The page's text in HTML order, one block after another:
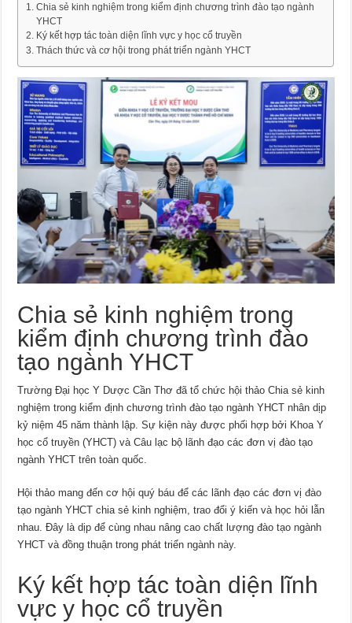
Chia sẻ kinh nghiệm trong kiểm định chương trình đào tạo ngành
YHCT
Ký kết hợp tác toàn diện lĩnh vực y học cổ truyền
Thách thức và cơ hội trong phát triển ngành YHCT
Chia sẻ kinh nghiệm trong
kiểm định chương trình đào
tạo ngành YHCT
Trường Đại học Y Dược Cần Thơ đã tổ chức hội thảo Chia sẻ kinh
nghiệm trong kiểm định chương trình đào tạo ngành YHCT nhân dịp
kỷ niệm 45 năm thành lập. Sự kiện này được phối hợp bởi Khoa Y
học cổ truyền (YHCT) và Câu lạc bộ lãnh đạo các đơn vị đào tạo
ngành YHCT trên toàn quốc.
Hội thảo mang đến cơ hội quý báu để các lãnh đạo các đơn vị đào
tạo ngành YHCT chia sẻ kinh nghiệm, trao đổi ý kiến và học hỏi lẫn
nhau. Đây là dịp để cùng nhau nâng cao chất lượng đào tạo ngành
YHCT và đồng thuận trong phát triển ngành này.
Ký kết hợp tác toàn diện lĩnh
vực y học cổ truyền